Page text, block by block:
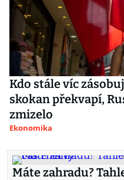
Kdo stále víc
skokan překvapí,
zmizelo
Ekonomika
Máte zahradu?